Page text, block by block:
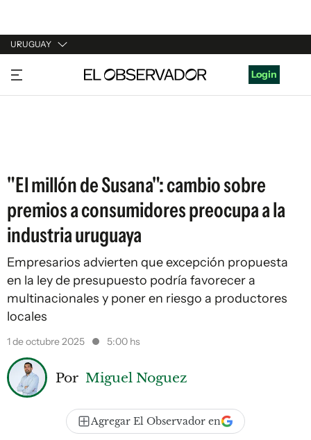
URUGUAY
URUGUAY
ARGENTINA
Login
"El millón de Susana": cambio sobre
premios a consumidores preocupa a la
industria uruguaya
Empresarios advierten que excepción propuesta
en la ley de presupuesto podría favorecer a
multinacionales y poner en riesgo a productores
locales
1 de octubre 2025 5:00 hs
Por Miguel Noguez
Agregar El Observador en